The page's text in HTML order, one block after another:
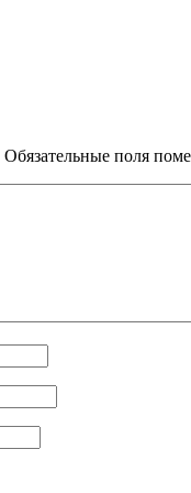
Обязательные поля